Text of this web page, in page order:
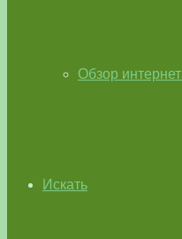
Обзор
Искать